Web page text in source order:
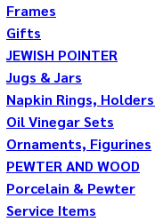
Frames
Gifts
JEWISH POINTER
Jugs & Jars
Napkin Rings,
Oil Vinegar Sets
Ornaments, Figurines
PEWTER AND WOOD
Porcelain & Pewter
Service Items